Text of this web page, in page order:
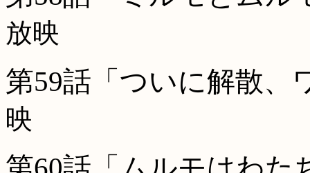
放映
第59話「ついに解散、
映